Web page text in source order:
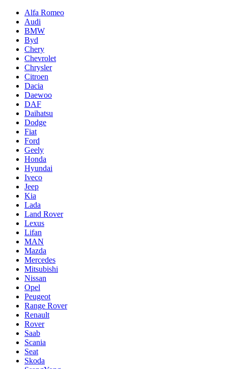
Alfa Romeo
Audi
BMW
Byd
Chery
Chevrolet
Chrysler
Citroen
Dacia
Daewoo
DAF
Daihatsu
Dodge
Fiat
Ford
Geely
Honda
Hyundai
Iveco
Jeep
Kia
Lada
Land Rover
Lexus
Lifan
MAN
Mazda
Mercedes
Mitsubishi
Nissan
Opel
Peugeot
Range Rover
Renault
Rover
Saab
Scania
Seat
Skoda